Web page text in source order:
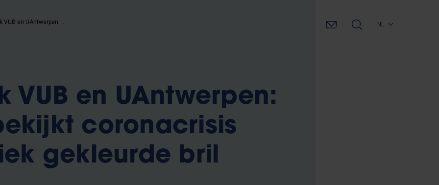
NL
VUB en UAntwerpen:
coronacrisis
gekleurde bril